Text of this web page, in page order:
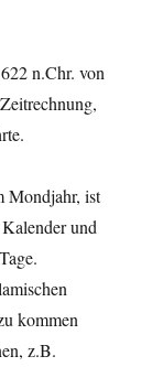
n.Chr. von
Mondjahr, ist
und
kommen
z.B.